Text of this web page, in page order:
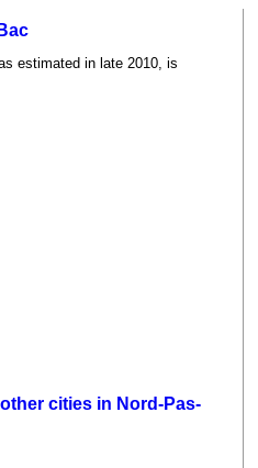
estimated in late 2010, is
cities in Nord-Pas-